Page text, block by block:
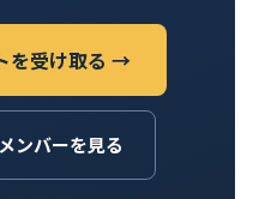
を受け取る →
ンバーを見る